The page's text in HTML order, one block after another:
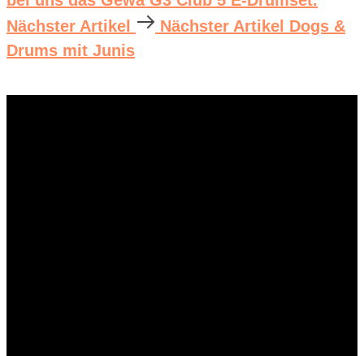
Nächster Artikel
Nächster Artikel Dogs &
Drums mit Junis